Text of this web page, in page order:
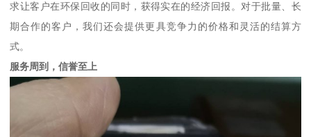
求让客户在环保回收的同时，获得实在的经济回报。对于批量、长
期合作的客户，我们还会提供更具竞争力的价格和灵活的结算方
式。
服务周到，信誉至上